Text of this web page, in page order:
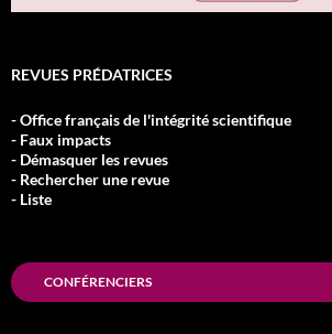
REVUES PRÉDATRICES
- Office français de l'intégrité scientifique
- Faux impacts
- Démasquer les revues
- Rechercher une revue
- Liste
CONFÉRENCIERS